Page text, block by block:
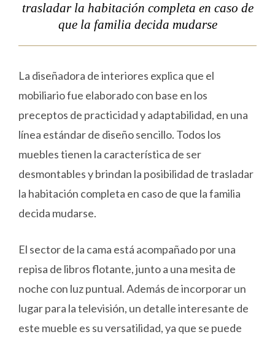
trasladar la habitación completa en caso de
que la familia decida mudarse
La diseñadora de interiores explica que el
mobiliario fue elaborado con base en los
preceptos de practicidad y adaptabilidad, en una
línea estándar de diseño sencillo. Todos los
muebles tienen la característica de ser
desmontables y brindan la posibilidad de trasladar
la habitación completa en caso de que la familia
decida mudarse.
El sector de la cama está acompañado por una
repisa de libros flotante, junto a una mesita de
noche con luz puntual. Además de incorporar un
lugar para la televisión, un detalle interesante de
este mueble es su versatilidad, ya que se puede